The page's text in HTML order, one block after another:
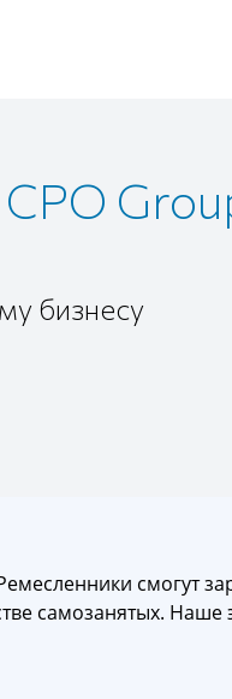
бизнесу
смогут
самозанятых. Наше